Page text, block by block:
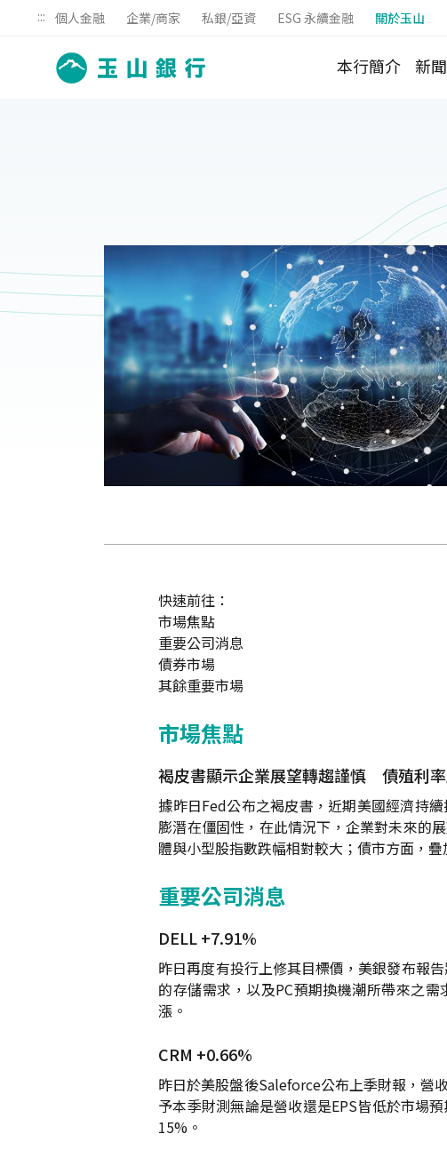
::: 個人金融 企業/商家 私銀/亞資 ESG 永續金融 關於玉山
本行簡介 新
快速前往：
市場焦點
重要公司消息
債券市場
其餘重要市場
市場焦點
褐皮書顯示企業展望轉趨謹慎 債殖利
據昨日Fed公布之褐皮書，近期美國經濟持
膨潛在僵固性，在此情況下，企業對未來的
體與小型股指數跌幅相對較大；債市方面，
重要公司消息
DELL +7.91%
昨日再度有投行上修其目標價，美銀發布報
的存儲需求，以及PC預期換機潮所帶來之
漲。
CRM +0.66%
昨日於美股盤後Saleforce公布上季財報，營
予本季財測無論是營收還是EPS皆低於市場
15%。